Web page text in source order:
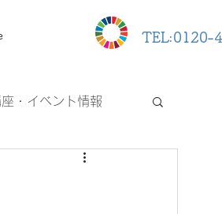
TEL:0120-
・イベント情報